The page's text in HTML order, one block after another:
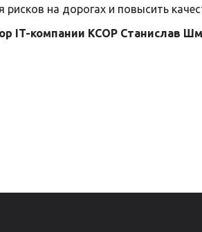
на дорогах и повысить
IT-компании КСОР Станислав